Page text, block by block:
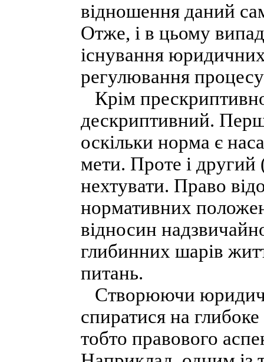
відношення даний
Отже, і в цьому
існування
регулювання
Крім
дескриптивний.
оскільки норма є
мети. Проте і другий
нехтувати. Право
нормативних
відносин
глибинних шарів
питань.
Створюючи
спиратися на
тобто правового